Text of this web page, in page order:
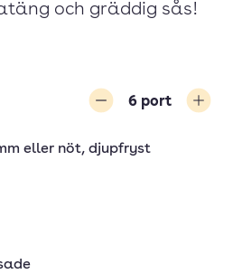
och gräddig sås!
6 port
eller nöt, djupfryst